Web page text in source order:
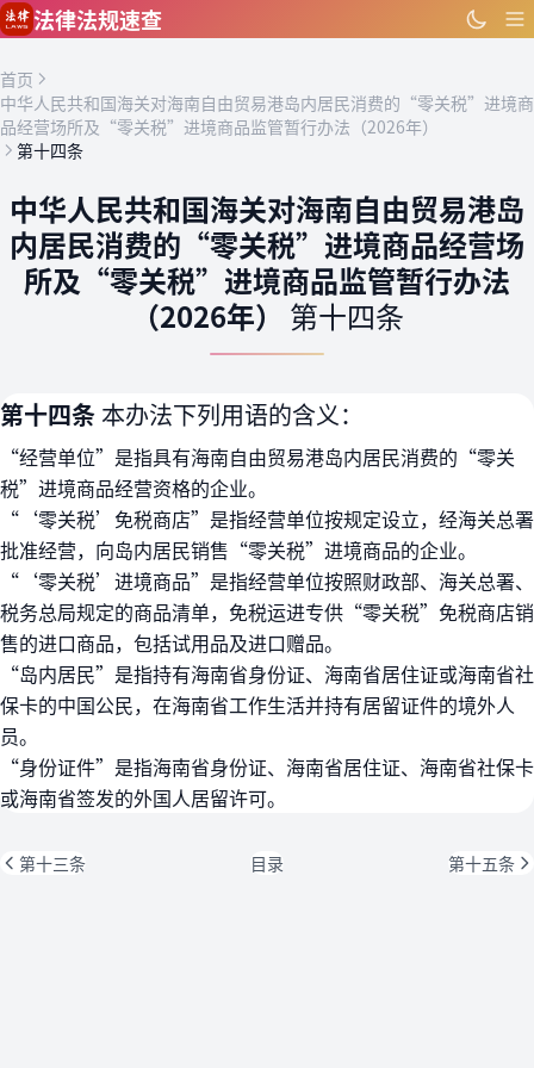
跳到主要内容
法律法规速查
首页
中华人民共和国海关对海南自由贸易港岛内居民消费的“零关税”进境商
品经营场所及“零关税”进境商品监管暂行办法（2026年）
第十四条
中华人民共和国海关对海南自由贸易港岛
内居民消费的“零关税”进境商品经营场
所及“零关税”进境商品监管暂行办法
（2026年） 第十四条
第十四条 本办法下列用语的含义：
“经营单位”是指具有海南自由贸易港岛内居民消费的“零关
税”进境商品经营资格的企业。
“‘零关税’免税商店”是指经营单位按规定设立，经海关总署
批准经营，向岛内居民销售“零关税”进境商品的企业。
“‘零关税’进境商品”是指经营单位按照财政部、海关总署、
税务总局规定的商品清单，免税运进专供“零关税”免税商店销
售的进口商品，包括试用品及进口赠品。
“岛内居民”是指持有海南省身份证、海南省居住证或海南省社
保卡的中国公民，在海南省工作生活并持有居留证件的境外人
员。
“身份证件”是指海南省身份证、海南省居住证、海南省社保卡
或海南省签发的外国人居留许可。
第十三条 目录 第十五条